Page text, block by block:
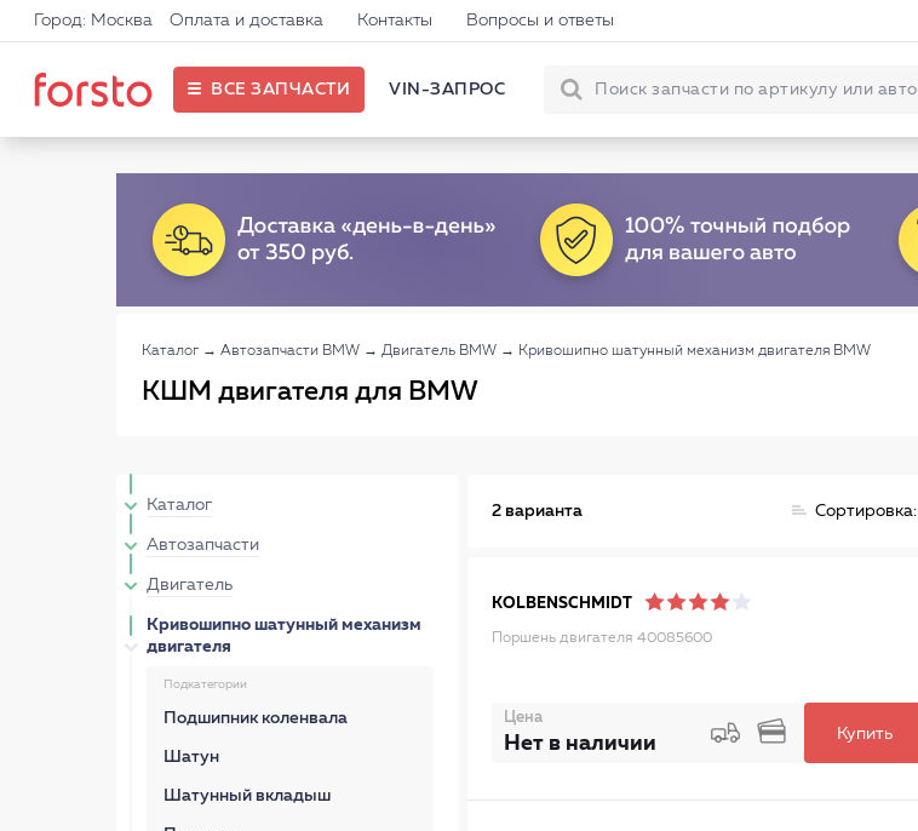
Город: Москва Оплата и доставка Контакты Вопросы и ответы
ВСЕ ЗАПЧАСТИ VIN-ЗАПРОС
Каталог → Автозапчасти BMW → Двигатель BMW → Кривошипно шатунный механизм двигателя BMW
КШМ двигателя для BMW
Каталог
Автозапчасти
Двигатель
Кривошипно шатунный механизм
двигателя
Подкатегории
Подшипник коленвала
Шатун
Шатунный вкладыш
2 варианта Сортировка:
KOLBENSCHMIDT
Поршень двигателя 40085600
Цена
Нет в наличии Купить